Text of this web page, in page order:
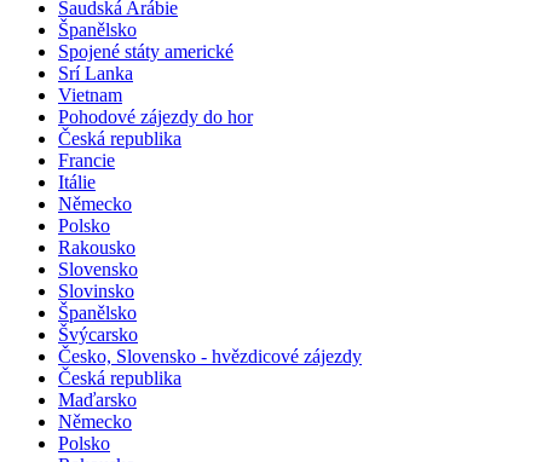
Saudská Arábie
Španělsko
Spojené státy americké
Srí Lanka
Vietnam
Pohodové zájezdy do hor
Česká republika
Francie
Itálie
Německo
Polsko
Rakousko
Slovensko
Slovinsko
Španělsko
Švýcarsko
Česko, Slovensko - hvězdicové zájezdy
Česká republika
Maďarsko
Německo
Polsko